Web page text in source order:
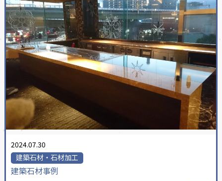
2024.07.30
建築石材・石材加工
建築石材事例